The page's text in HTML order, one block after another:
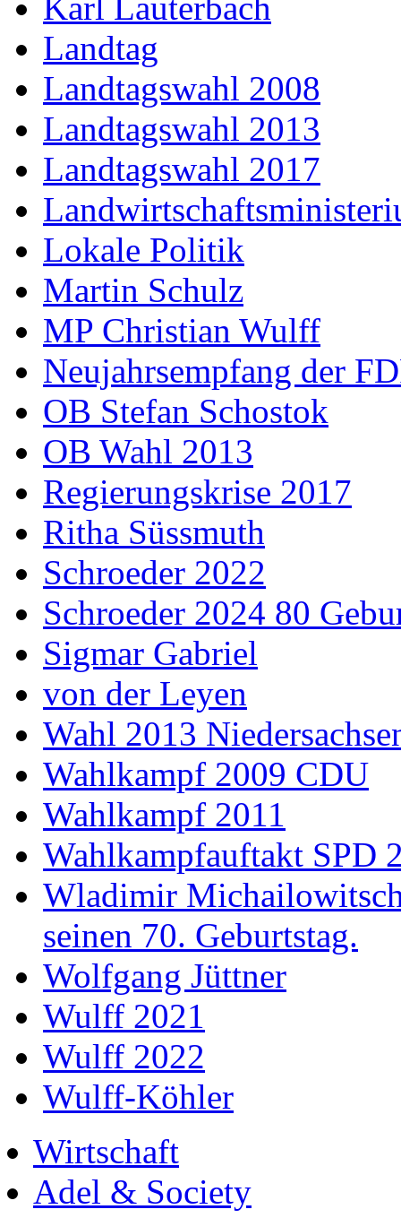
Landtag
Landtagswahl 2008
Landtagswahl 2013
Landtagswahl 2017
Lokale Politik
Martin Schulz
MP Christian Wulff
Neujahrsempfang der
OB Stefan Schostok
OB Wahl 2013
Regierungskrise 2017
Ritha Süssmuth
Schroeder 2022
Schroeder 2024 80
Sigmar Gabriel
von der Leyen
Wahl 2013
Wahlkampf 2009 CDU
Wahlkampf 2011
Wahlkampfauftakt SPD
Wladimir
seinen 70. Geburtstag.
Wolfgang Jüttner
Wulff 2021
Wulff 2022
Wulff-Köhler
Wirtschaft
Adel & Society